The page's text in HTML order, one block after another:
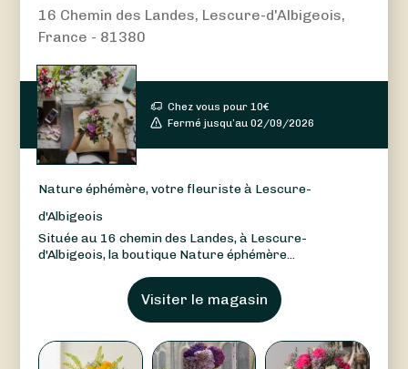
16 Chemin des Landes, Lescure-d'Albigeois,
France - 81380
Chez vous pour10€
Fermé jusqu’au 02/09/2026
Nature éphémère, votre fleuriste à Lescure-
d'Albigeois
Située au 16 chemin des Landes, à Lescure-
d'Albigeois, la boutique Nature éphémère...
Visiter le magasin